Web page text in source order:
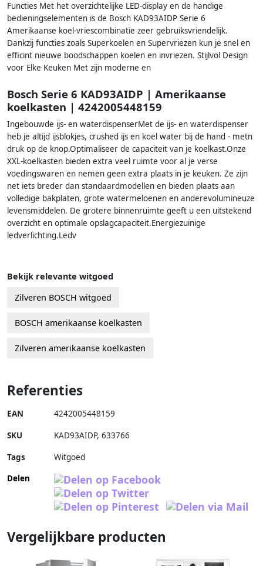
Functies Met het overzichtelijke LED-display en de handige
bedieningselementen is de Bosch KAD93AIDP Serie 6
Amerikaanse koel-vriescombinatie zeer gebruiksvriendelijk.
Dankzij functies zoals Superkoelen en Supervriezen kun je snel en
efficint nieuwe boodschappen koelen en invriezen. Stijlvol Design
voor Elke Keuken Met zijn moderne en
Bosch Serie 6 KAD93AIDP | Amerikaanse
koelkasten | 4242005448159
Ingebouwde ijs- en waterdispenserMet de ijs- en waterdispenser
heb je altijd ijsblokjes, crushed ijs en koel water bij de hand - metn
druk op de knop.Optimaliseer de capaciteit van je koelkast.Onze
XXL-koelkasten bieden extra veel ruimte voor al je verse
voedingswaren en nemen geen extra plaats in je keuken. Ze zijn
net iets breder dan standaardmodellen en bieden plaats aan
volledige bakplaten, grote watermeloenen en anderevolumineuze
levensmiddelen. De grotere binnenruimte geeft u een uitstekend
overzicht en optimale opslagcapaciteit.Energiezuinige
ledverlichting.Ledv
Bekijk relevante witgoed
Zilveren BOSCH witgoed
BOSCH amerikaanse koelkasten
Zilveren amerikaanse koelkasten
Referenties
EAN 4242005448159
SKU KAD93AIDP, 633766
Tags
Witgoed
Delen
Vergelijkbare producten